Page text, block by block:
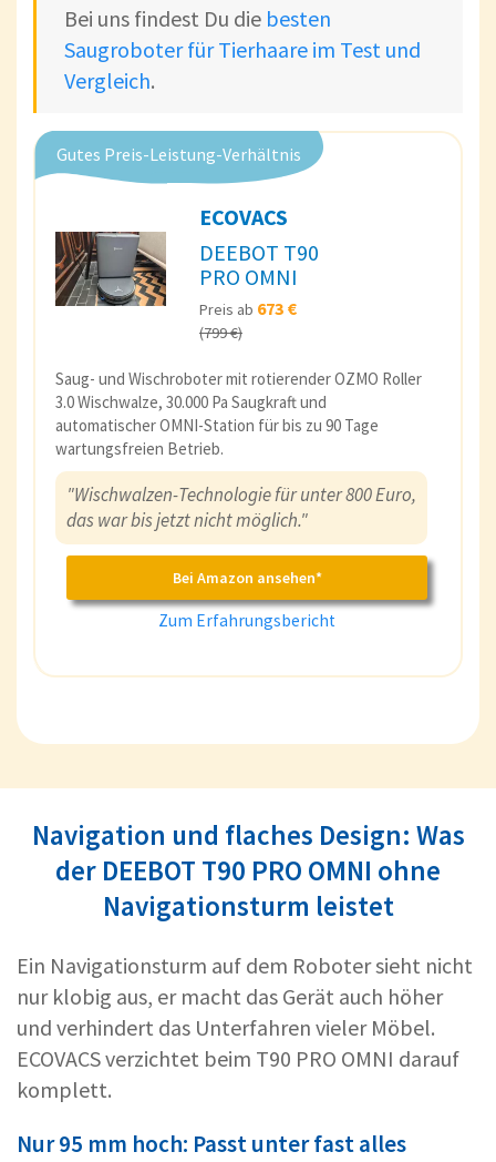
Bei uns findest Du die besten
Saugroboter für Tierhaare im Test und
Vergleich.
Gutes Preis-Leistung-Verhältnis
ECOVACS
DEEBOT T90
PRO OMNI
Preis ab 673 €
(799 €)
Saug- und Wischroboter mit rotierender OZMO Roller
3.0 Wischwalze, 30.000 Pa Saugkraft und
automatischer OMNI-Station für bis zu 90 Tage
wartungsfreien Betrieb.
"Wischwalzen-Technologie für unter 800 Euro,
das war bis jetzt nicht möglich."
Bei Amazon ansehen*
Zum Erfahrungsbericht
Navigation und flaches Design: Was
der DEEBOT T90 PRO OMNI ohne
Navigationsturm leistet
Ein Navigationsturm auf dem Roboter sieht nicht
nur klobig aus, er macht das Gerät auch höher
und verhindert das Unterfahren vieler Möbel.
ECOVACS verzichtet beim T90 PRO OMNI darauf
komplett.
Nur 95 mm hoch: Passt unter fast alles